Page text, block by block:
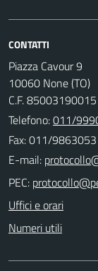
CONTATTI
Piazza Cavour 9
10060 None (TO)
C.F.
Telefono:011/
Fax: 011/9863053
E-mail:
PEC:
Uffici e orari
Numeri utili